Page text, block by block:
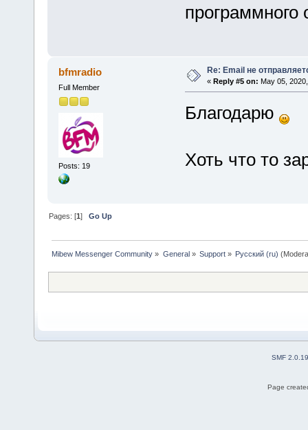
программного
bfmradio
Full Member
Posts: 19
Re: Email не
« Reply #5 on: May 05,
Благодарю
Хоть что то
Pages: [1]Go Up
Mibew Messenger Community » General» Support» Русский (ru)
SMF 2.0.19
Page